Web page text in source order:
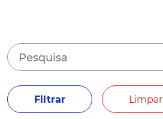
Filtrar Limpar